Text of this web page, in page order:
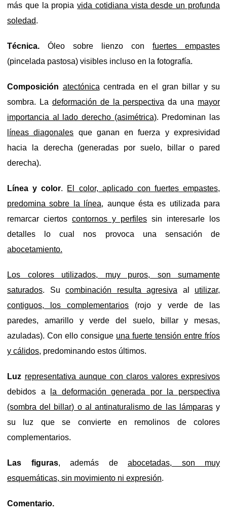
más que la propiavida cotidiana vista desde un profunda
soledad.
Técnica. Óleo sobre lienzo con fuertes empastes
(pincelada pastosa) visibles incluso en la fotografía.
Composición atectónica centrada en el gran billar y su
sombra. La deformación de la perspectiva da una mayor
importancia al lado derecho (asimétrica). Predominan las
líneas diagonales que ganan en fuerza y expresividad
hacia la derecha (generadas por suelo, billar o pared
derecha).
Línea y color. El color, aplicado con fuertes empastes,
predomina sobre la línea, aunque ésta es utilizada para
remarcar ciertos contornos y perfiles sin interesarle los
detalles lo cual nos provoca una sensación de
abocetamiento.
Los colores utilizados, muy puros, son sumamente
saturados. Su combinación resulta agresiva al utilizar,
contiguos, los complementarios (rojo y verde de las
paredes, amarillo y verde del suelo, billar y mesas,
azuladas). Con ello consigue una fuerte tensión entre fríos
y cálidos, predominando estos últimos.
Luz representativa aunque con claros valores expresivos
debidos a
la deformación generada por la perspectiva
(sombra del billar) o al antinaturalismo de las lámparasy
su luz que se convierte en remolinos de colores
complementarios.
Las figuras, además de abocetadas, son muy
esquemáticas, sin movimiento ni expresión.
Comentario.